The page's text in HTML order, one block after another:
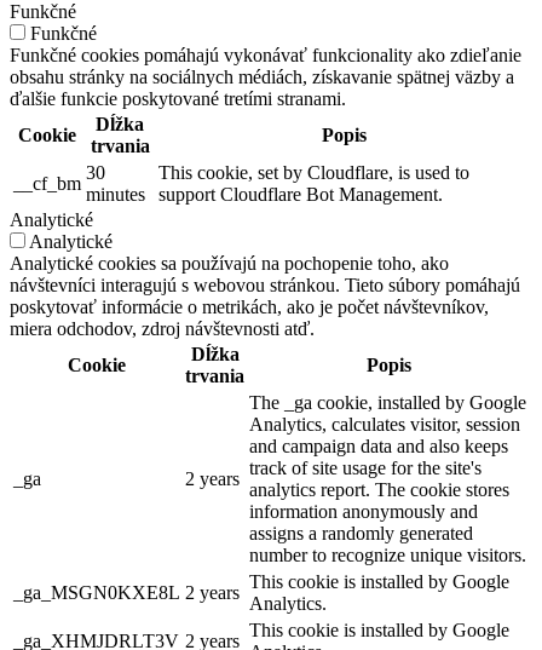
Funkčné
Funkčné
Funkčné cookies pomáhajú vykonávať funkcionality ako zdieľanie
obsahu stránky na sociálnych médiách, získavanie spätnej väzby a
ďalšie funkcie poskytované tretími stranami.
Cookie
Dĺžka
trvania
Popis
__cf_bm
30
minutes
This cookie, set by Cloudflare, is used to
support Cloudflare Bot Management.
Analytické
Analytické
Analytické cookies sa používajú na pochopenie toho, ako
návštevníci interagujú s webovou stránkou. Tieto súbory pomáhajú
poskytovať informácie o metrikách, ako je počet návštevníkov,
miera odchodov, zdroj návštevnosti atď.
Cookie
Dĺžka
trvania
Popis
_ga 2 years
The _ga cookie, installed by Google
Analytics, calculates visitor, session
and campaign data and also keeps
track of site usage for the site's
analytics report. The cookie stores
information anonymously and
assigns a randomly generated
number to recognize unique visitors.
_ga_MSGN0KXE8L 2 years
This cookie is installed by Google
Analytics.
_ga_XHMJDRLT3V 2 years
This cookie is installed by Google